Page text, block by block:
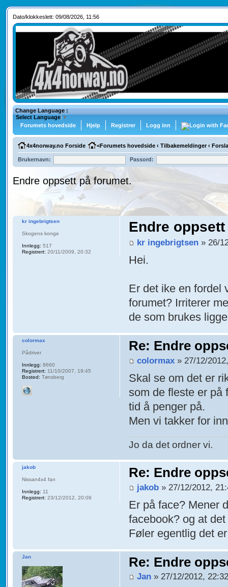
Dato/klokkeslett: 09/08/2026, 11:56
Change Language :
Select Language ▼
Forumets hovedside
Hjelp Registrer Logg inn
4x4norway.no Forside <Forumets hovedside ‹ Tilbakemeldinger ‹
Brukernavn: Passord:
Endre oppsett på forumet.
Endre
kr ingebrigtsen » 26/
Hei.
Er det ike en fordel
forumet? Irriterer
de som brukes
kr ingebrigtsen
Skogens konge
Innlegg: 517
Registrert: 20/11/2009, 20:32
Re: Endre
colormax » 27/12/
Skal se om det er
som de fleste er på
tid å penger på.
Men vi takker for
Jo da det ordner vi.
colormax
Pådriver
Innlegg: 8660
Registrert: 11/10/2007, 19:45
Bosted: Tønsberg
Re: Endre
jakob » 27/12/2012,
Er på face? Mener
facebook? og at
Føler egentlig det
jakob
Nissan4x4 fan
Innlegg: 11
Registrert: 23/12/2012, 20:09
Re: Endre
Jan » 27/12/2012,
Jan